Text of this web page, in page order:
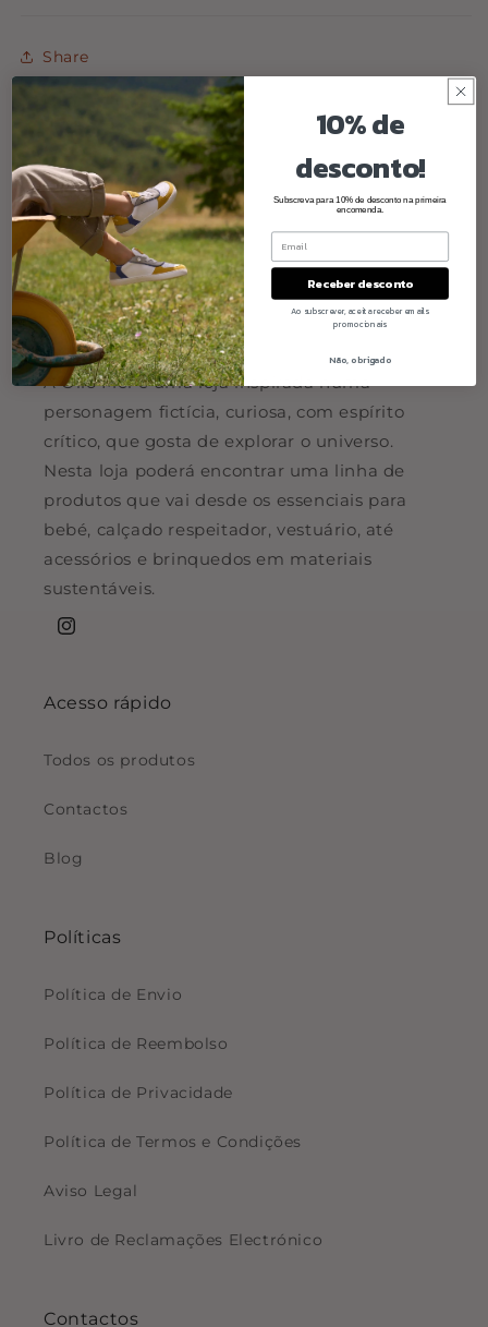
Share
Quem somos
A Olio Mel é uma loja inspirada numa
personagem fictícia, curiosa, com espírito
crítico, que gosta de explorar o universo.
Nesta loja poderá encontrar uma linha de
produtos que vai desde os essenciais para
bebé, calçado respeitador, vestuário, até
acessórios e brinquedos em materiais
sustentáveis.
Instagram
Acesso rápido
Todos os produtos
Contactos
Blog
Políticas
Política de Envio
Política de Reembolso
Política de Privacidade
Política de Termos e Condições
Aviso Legal
Livro de Reclamações Electrónico
Contactos
10% de
desconto!
Subscreva para 10% de desconto na primeira
encomenda.
Receber desconto
Ao subscrever, aceita receber emails
promocionais
Não, obrigado